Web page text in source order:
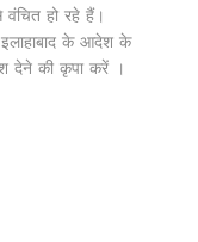
हो रहे हैं।
के आदेश के
देने की कृपा करें ।